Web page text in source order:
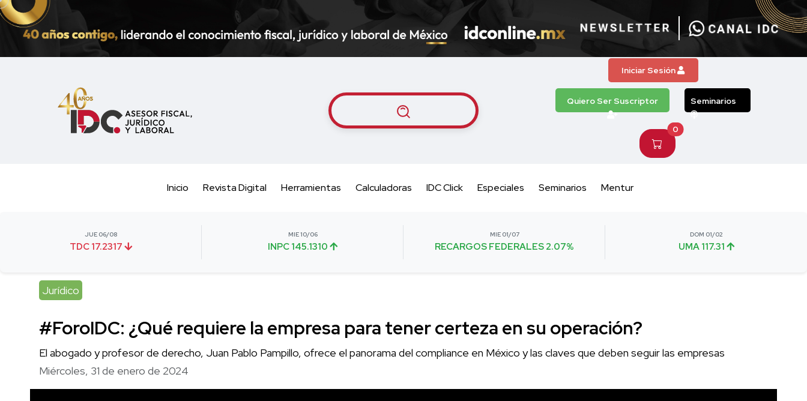
Iniciar Sesión
Quiero Ser Suscriptor Seminarios
0
Inicio Revista Digital Herramientas Calculadoras IDC Click Especiales Seminarios Mentur
JUE 06/08
TDC 17.2317
MIE 10/06
INPC 145.1310
MIE 01/07
RECARGOS FEDERALES 2.07%
DOM 01/02
UMA 117.31
Jurídico
#ForoIDC: ¿Qué requiere la empresa para tener certeza en su operación?
El abogado y profesor de derecho, Juan Pablo Pampillo, ofrece el panorama del compliance en México y las claves que deben seguir las empresas
Miércoles, 31 de enero de 2024